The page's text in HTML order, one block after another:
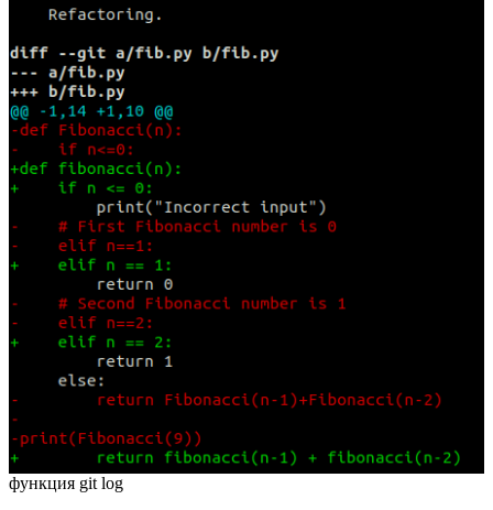
функция git log